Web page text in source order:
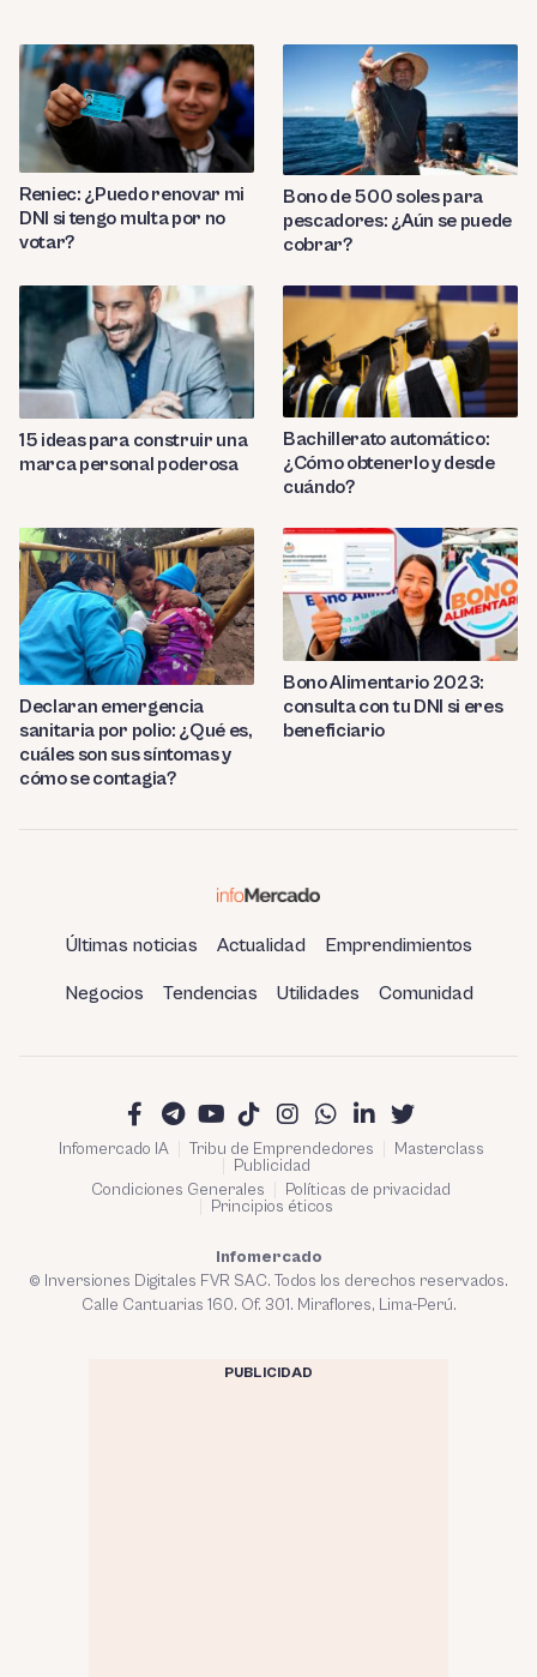
Reniec: ¿Puedo renovar mi
DNI si tengo multa por no
votar?
Bono de 500 soles para
pescadores: ¿Aún se puede
cobrar?
15 ideas para construir una
marca personal poderosa
Bachillerato automático:
¿Cómo obtenerlo y desde
cuándo?
Declaran emergencia
sanitaria por polio: ¿Qué es,
cuáles son sus síntomas y
cómo se contagia?
Bono Alimentario 2023:
consulta con tu DNI si eres
beneficiario
Últimas noticias Actualidad Emprendimientos
Negocios Tendencias Utilidades Comunidad
Infomercado IA Tribu de Emprendedores
Masterclass
Publicidad
Condiciones Generales
Políticas de privacidad
Principios éticos
Infomercado
© Inversiones Digitales FVR SAC. Todos los derechos reservados.
Calle Cantuarias 160. Of. 301. Miraflores, Lima-Perú.
PUBLICIDAD